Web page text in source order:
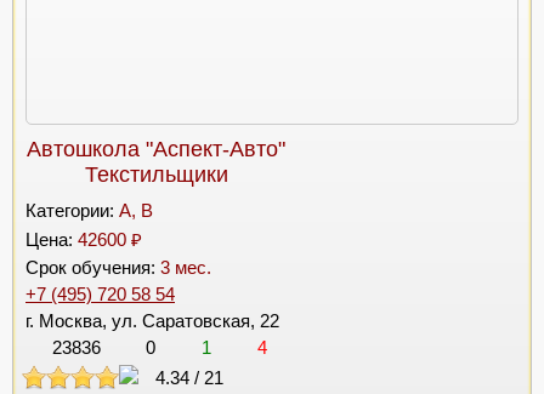
Автошкола "Аспект-Авто"
Текстильщики
Категории: A, B
Цена: 42600 ₽
Срок обучения: 3 мес.
+7 (495) 720 58 54
г. Москва, ул. Саратовская, 22
23836
0 1
4
4.34 / 21